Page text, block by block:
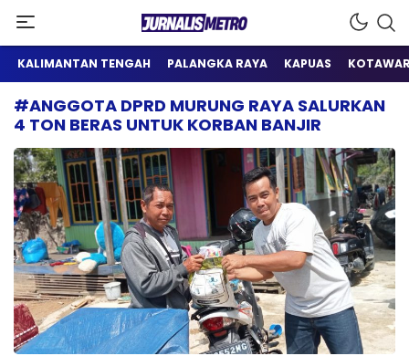
Jurnalis Metro
Satu Wadah Informasi
KALIMANTAN TENGAH PALANGKA RAYA KAPUAS
#ANGGOTA DPRD MURUNG RAYA SALURKAN
4 TON BERAS UNTUK KORBAN BANJIR